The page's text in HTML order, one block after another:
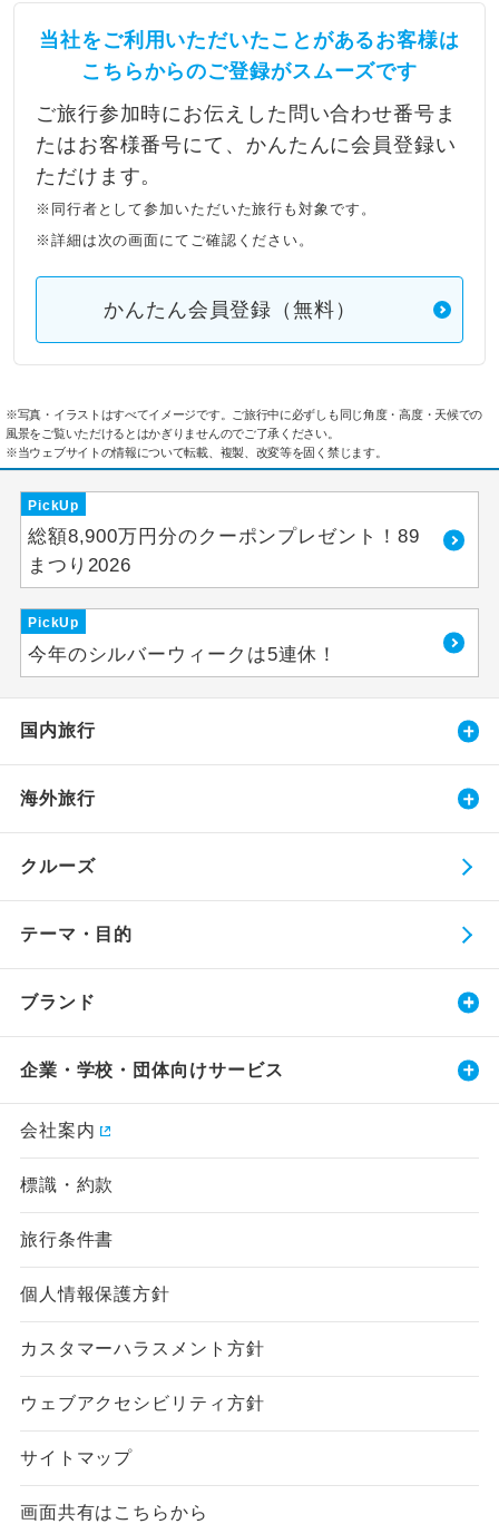
当社をご利用いただいたことがあるお客様は
こちらからのご登録がスムーズです
ご旅行参加時にお伝えした問い合わせ番号ま
たはお客様番号にて、かんたんに会員登録い
ただけます。
※同行者として参加いただいた旅行も対象です。
※詳細は次の画面にてご確認ください。
かんたん会員登録（無料）
※写真・イラストはすべてイメージです。ご旅行中に必ずしも同じ角度・高度・天候での
風景をご覧いただけるとはかぎりませんのでご了承ください。
※当ウェブサイトの情報について転載、複製、改変等を固く禁じます。
PickUp
総額8,900万円分のクーポンプレゼント！89
まつり2026
PickUp
今年のシルバーウィークは5連休！
国内旅行
海外旅行
クルーズ
テーマ・目的
ブランド
企業・学校・団体向けサービス
会社案内
標識・約款
旅行条件書
個人情報保護方針
カスタマーハラスメント方針
ウェブアクセシビリティ方針
サイトマップ
画面共有はこちらから